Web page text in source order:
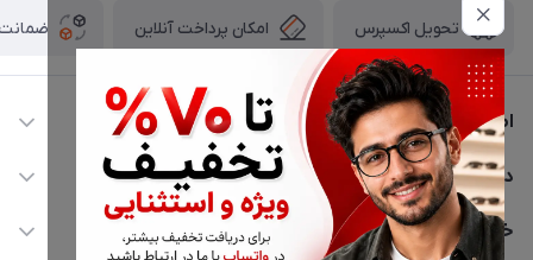
تحویل اکسپرس امکان پرداخت آنلاین ضمانت
اطلاعات تماس
02177116909
info@civiliha.com
دسترسی سریع
حساب کاربری
خدمات مشتریان